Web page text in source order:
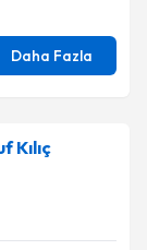
Daha Fazla
Kılıç